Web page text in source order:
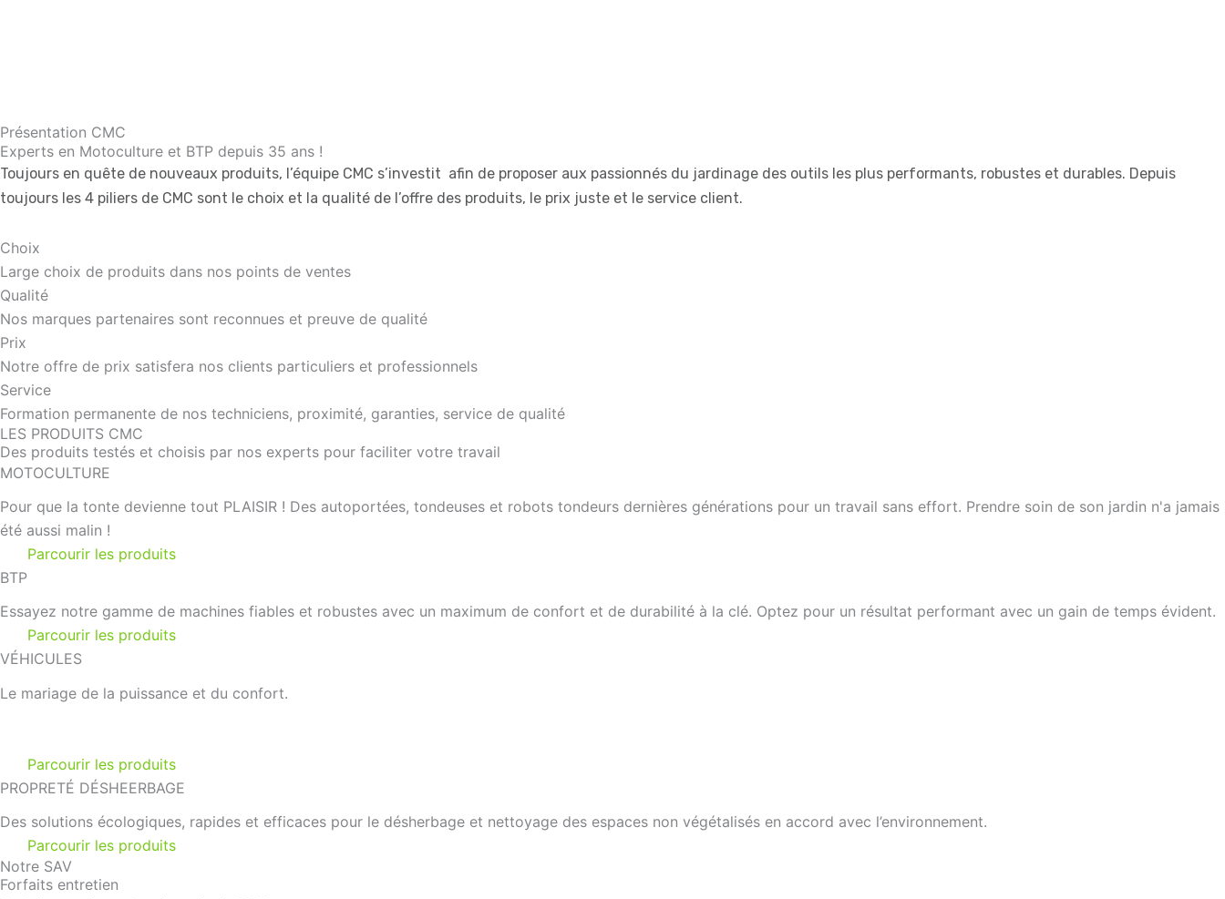
Présentation CMC
Experts en Motoculture et BTP depuis 35 ans !
Toujours en quête de nouveaux produits, l’équipe CMC s’investit afin de proposer aux passionnés du jardinage des outils les plus performants, robustes et durables. Depuis
toujours les 4 piliers de CMC sont le choix et la qualité de l’offre des produits, le prix juste et le service client.
Choix
Large choix de produits dans nos points de ventes
Qualité
Nos marques partenaires sont reconnues et preuve de qualité
Prix
Notre offre de prix satisfera nos clients particuliers et professionnels
Service
Formation permanente de nos techniciens, proximité, garanties, service de qualité
LES PRODUITS CMC
Des produits testés et choisis par nos experts pour faciliter votre travail
MOTOCULTURE
Pour que la tonte devienne tout PLAISIR ! Des autoportées, tondeuses et robots tondeurs dernières générations pour un travail sans effort. Prendre soin de son jardin n'a jamais
été aussi malin !
Parcourir les produits
BTP
Essayez notre gamme de machines fiables et robustes avec un maximum de confort et de durabilité à la clé. Optez pour un résultat performant avec un gain de temps évident.
Parcourir les produits
VÉHICULES
Le mariage de la puissance et du confort.
Parcourir les produits
PROPRETÉ DÉSHEERBAGE
Des solutions écologiques, rapides et efficaces pour le désherbage et nettoyage des espaces non végétalisés en accord avec l’environnement.
Parcourir les produits
Notre SAV
Forfaits entretien